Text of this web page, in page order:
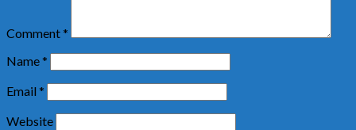
Comment*
Name*
Email*
Website